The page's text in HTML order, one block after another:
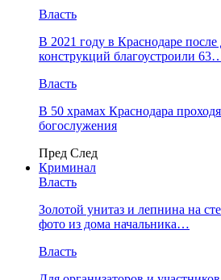
Власть
В 2021 году в Краснодаре
конструкций благоустроили
Власть
В 50 храмах Краснодара
богослужения
Пред След
Криминал
Власть
​Золотой унитаз и лепнина на
фото из дома начальника…
Власть